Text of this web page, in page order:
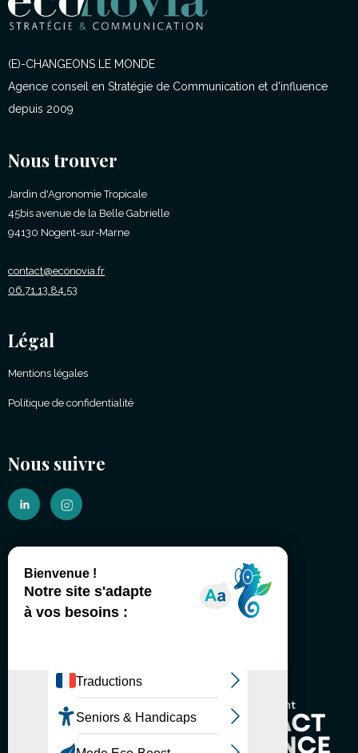
(E)-CHANGEONS LE MONDE
Agence conseil en Stratégie de Communication et d'influence
depuis 2009
Nous trouver
Jardin d'Agronomie Tropicale
45bis avenue de la Belle Gabrielle
94130 Nogent-sur-Marne
contact@econovia.fr
06.71.13.84.53
Légal
Mentions légales
Politique de confidentialité
Nous suivre